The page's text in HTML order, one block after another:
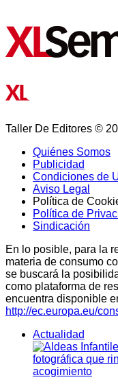
Taller De Editores ©
Quiénes Somos
Publicidad
Condiciones de
Aviso Legal
Política de
Política de
Sindicación
En lo posible, para la
materia de consumo
se buscará la
como plataforma de
encuentra disponible
http://ec.europa.eu/
Actualidad